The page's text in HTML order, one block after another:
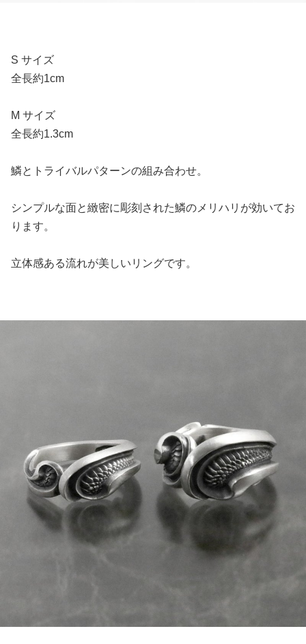
S サイズ
全長約1cm
M サイズ
全長約1.3cm
鱗とトライバルパターンの組み合わせ。
シンプルな面と緻密に彫刻された鱗のメリハリが効いてお
ります。
立体感ある流れが美しいリングです。